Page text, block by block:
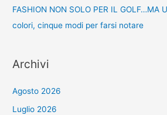
FASHION NON SOLO PER IL GOLF…MA
colori, cinque modi per farsi notare
Archivi
Agosto 2026
Luglio 2026